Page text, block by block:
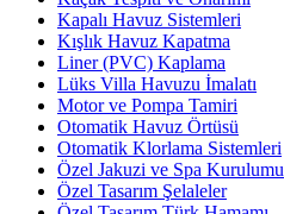
Kapalı Havuz Sistemleri
Kışlık Havuz Kapatma
Liner (PVC) Kaplama
Lüks Villa Havuzu İmalatı
Motor ve Pompa Tamiri
Otomatik Havuz Örtüsü
Otomatik Klorlama Sistemleri
Özel Jakuzi ve Spa Kurulumu
Özel Tasarım Şelaleler